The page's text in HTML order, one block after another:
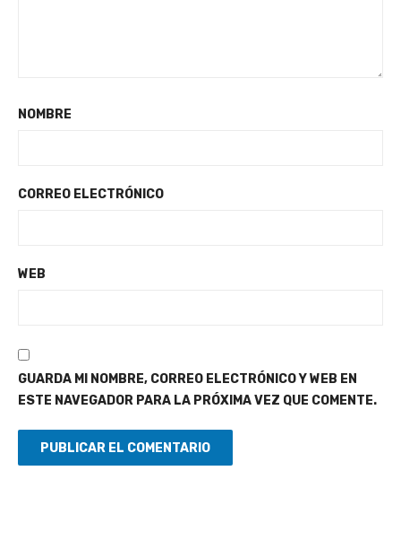
NOMBRE
CORREO ELECTRÓNICO
WEB
GUARDA MI NOMBRE, CORREO ELECTRÓNICO Y WEB EN
ESTE NAVEGADOR PARA LA PRÓXIMA VEZ QUE COMENTE.